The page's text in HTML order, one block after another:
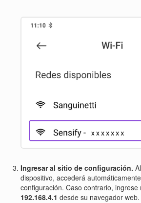
Ingresar al sitio de configuración.
dispositivo, accederá
configuración. Caso contrario, ingrese
192.168.4.1 desde su navegador web.